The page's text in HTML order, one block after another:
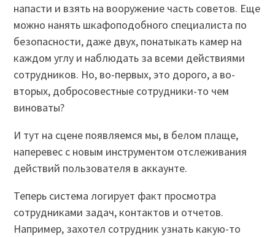
напасти и взять на вооружение часть советов. Еще
можно нанять шкафоподобного специалиста по
безопасности, даже двух, понатыкать камер на
каждом углу и наблюдать за всеми действиями
сотрудников. Но, во-первых, это дорого, а во-
вторых, добросовестные сотрудники-то чем
виноваты?
И тут на сцене появляемся мы, в белом плаще,
наперевес с новым инструментом отслеживания
действий пользователя в аккаунте.
Теперь система логирует факт просмотра
сотрудниками задач, контактов и отчетов.
Например, захотел сотрудник узнать какую-то